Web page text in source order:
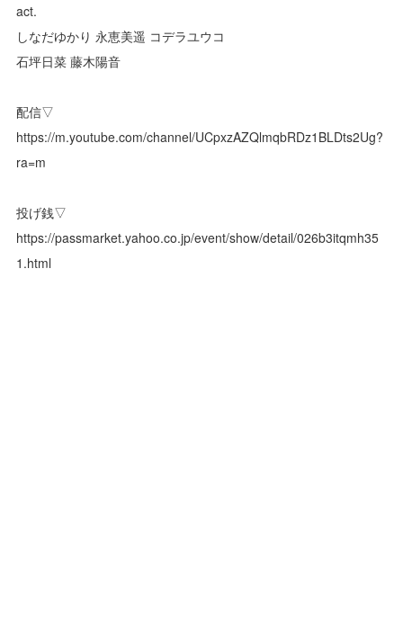
act.
しなだゆかり 永恵美遥 コデラユウコ
石坪日菜 藤木陽音
配信▽
https://m.youtube.com/channel/UCpxzAZQlmqbRDz1BLDts2Ug?
ra=m
投げ銭▽
https://passmarket.yahoo.co.jp/event/show/detail/026b3itqmh35
1.html